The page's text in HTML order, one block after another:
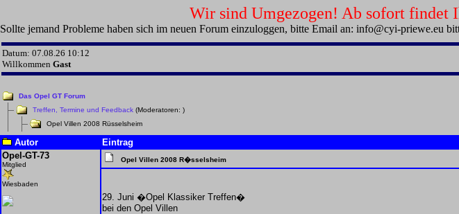
Wir sind Umgezogen! Ab sofort findet
Sollte jemand Probleme haben sich im neuen Forum einzuloggen, bitte Email an: info@cyi-priewe.eu
Datum: 07.08.26 10:12
Willkommen Gast
Das Opel GT Forum
Treffen, Termine und Feedback (Moderatoren: )
Opel Villen 2008 Rüsselsheim
Autor
Eintrag
Opel-GT-73
Mitglied
Wiesbaden
Opel Villen 2008 R�sselsheim
29. Juni �Opel Klassiker Treffen�
bei den Opel Villen